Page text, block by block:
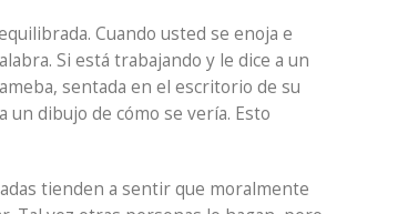
Cuando usted se enoja e
Si está trabajando y le dice a un
sentada en el escritorio de su
dibujo de cómo se vería. Esto
tienden a sentir que moralmente